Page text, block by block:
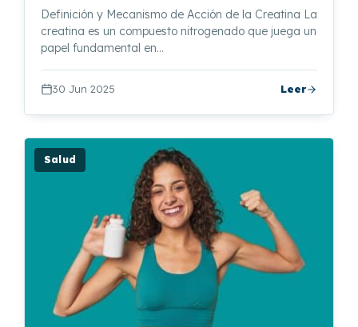
Definición y Mecanismo de Acción de la Creatina La
creatina es un compuesto nitrogenado que juega un
papel fundamental en…
30 Jun 2025 Leer
Salud